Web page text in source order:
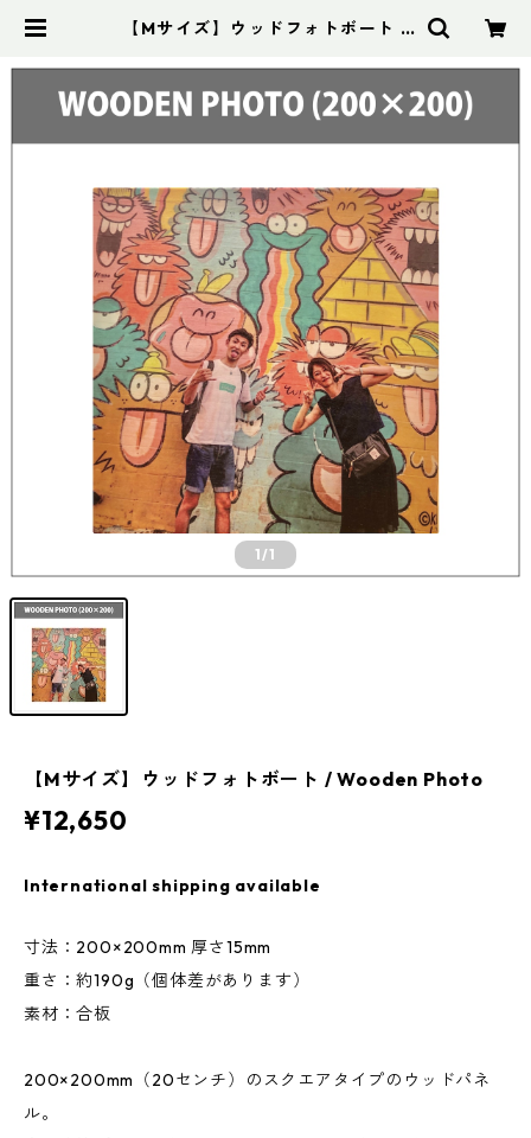
【Mサイズ】ウッドフォトボート /
INE STORE
1/1
【Mサイズ】ウッドフォトボート / Wooden Photo
¥12,650
International shipping available
寸法：200×200mm 厚さ15mm
重さ：約190g（個体差があります）
素材：合板
200×200mm（20センチ）のスクエアタイプのウッドパネ
ル。